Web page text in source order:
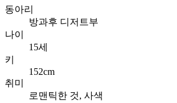
동아리
방과후 디저트부
나이
15세
키
152cm
취미
로맨틱한 것, 사색